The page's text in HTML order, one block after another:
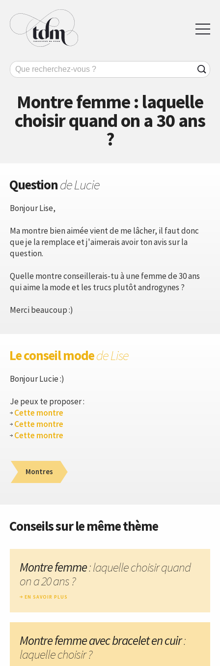
Montre femme : laquelle
choisir quand on a 30 ans
?
Questionde Lucie
Bonjour Lise,
Ma montre bien aimée vient de me lâcher, il faut donc
que je la remplace et j'aimerais avoir ton avis sur la
question.
Quelle montre conseillerais-tu à une femme de 30 ans
qui aime la mode et les trucs plutôt androgynes ?
Merci beaucoup :)
Le conseil modede Lise
Bonjour Lucie :)
Je peux te proposer :
Cette montre
Cette montre
Cette montre
Montres
Conseils sur le même thème
Montre femme: laquelle choisir quand
on a 20 ans ?
EN SAVOIR PLUS
Montre femme avec bracelet en cuir:
laquelle choisir ?